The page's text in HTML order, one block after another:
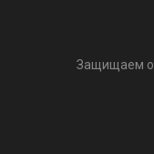
Защищаем